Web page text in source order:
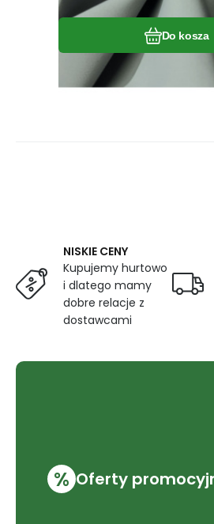
Do kosza
NISKIE CENY
Kupujemy hurtowo
i dlatego mamy
dobre relacje z
dostawcami
% Oferty